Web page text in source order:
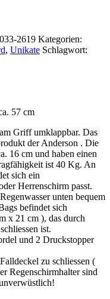
2619 Kategorien:
, Unikate Schlagwort:
57 cm
Griff umklappbar. Das
der Anderson . Die
16 cm und haben einen
ist 40 Kg. An
sich ein
Herrenschirm passt.
unten bequem
befindet sich
x 21 cm ), das durch
ist.
und 2 Druckstopper
zu schliessen (
Regenschirmhalter sind